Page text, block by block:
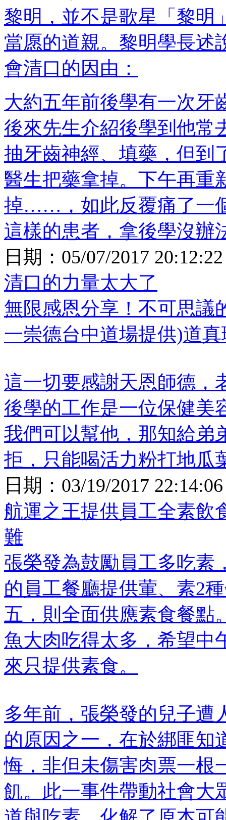
黎明，並不是歌星「黎明
當愿的道親。黎明學長述
會清口的因由：
大約五年前後學有一次牙
後來先生介紹後學到他常
抽牙齒神經、填藥，但到
醫生把藥拿掉。下午再重
掉……，如此反覆痛了一
這樣的患者，拿後學沒辦
日期： 05/07/2017 20:12:22
清口的力量太大了
無限感恩分享！不可思議
一崇德台中道場提供)道
這一切要感謝天恩師德
後學的工作是一位保健美
我們可以幫他，那知給弟
拒，只能喝活力粉打地瓜
日期： 03/19/2017 22:14:06
航運之王提供員工全素飲
難
張榮發為鼓勵員工多吃素
的員工餐廳提供葷、素2
五，則全面供應素食餐點
魚大肉吃得太多，希望中
來只提供素食。
多年前，張榮發的兒子遭
的原因之一，在於綁匪知
悔，非但未傷害肉票一根
飢。此一事件帶動社會大